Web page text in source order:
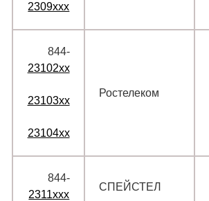
2309xxx
844‑
23102xx
23103xx
23104xx
Ростелеком
844‑
2311xxx
СПЕЙСТЕЛ